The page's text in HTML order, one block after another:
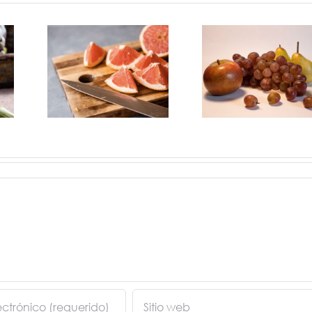
y
Frutas que se
comen con
piel